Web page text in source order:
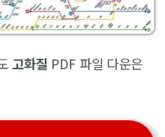
고화질 PDF 파일 다운은